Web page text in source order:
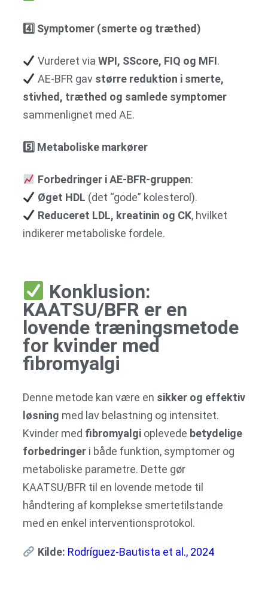
4 ️⃣ Symptomer (smerte og træthed)
Vurderet via WPI, SScore, FIQ og MFI.
AE-BFR gav større reduktion i smerte,
stivhed, træthed og samlede symptomer
sammenlignet med AE.
5 ️⃣ Metaboliske markører
Forbedringer i AE-BFR-gruppen:
Øget HDL (det “gode” kolesterol).
Reduceret LDL, kreatinin og CK, hvilket
indikerer metaboliske fordele.
Konklusion:
KAATSU/BFR er en
lovende træningsmetode
for kvinder med
fibromyalgi
Denne metode kan være en sikker og effektiv
løsning med lav belastning og intensitet.
Kvinder med fibromyalgi oplevede betydelige
forbedringer i både funktion, symptomer og
metaboliske parametre. Dette gør
KAATSU/BFR til en lovende metode til
håndtering af komplekse smertetilstande
med en enkel interventionsprotokol.
Kilde: Rodríguez-Bautista et al., 2024